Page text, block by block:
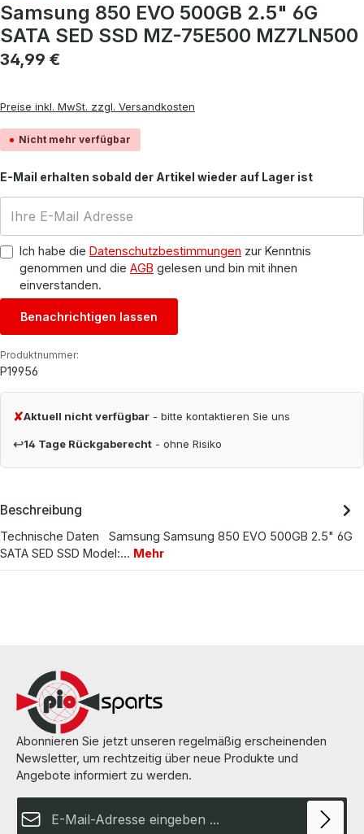
Samsung 850 EVO 500GB 2.5" 6G
SATA SED SSD MZ-75E500 MZ7LN500
Regulärer Preis:
34,99 €
Preise inkl. MwSt. zzgl. Versandkosten
Nicht mehr verfügbar
E-Mail erhalten sobald der Artikel wieder auf Lager ist
Ich habe die Datenschutzbestimmungen zur Kenntnis
genommen und die AGB gelesen und bin mit ihnen
einverstanden.
Benachrichtigen lassen
Produktnummer:
P19956
✘Aktuell nicht verfügbar - bitte kontaktieren Sie uns
↩14 Tage Rückgaberecht - ohne Risiko
Beschreibung
Technische Daten Samsung Samsung 850 EVO 500GB 2.5" 6G
SATA SED SSD Model:… Mehr
Abonnieren Sie jetzt unseren regelmäßig erscheinenden
Newsletter, um rechtzeitig über neue Produkte und
Angebote informiert zu werden.